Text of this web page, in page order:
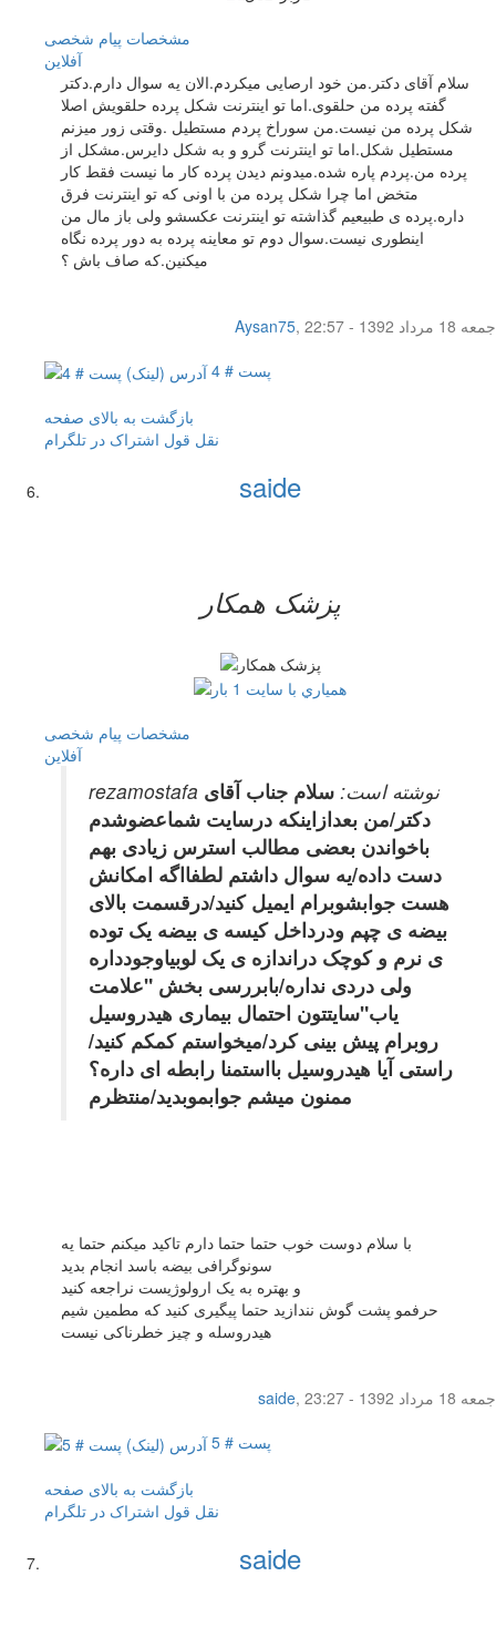
مشخصات پیام شخصی
آفلاين
سلام آقای دکتر.من خود ارصایی میکردم.الان یه سوال دارم.دکتر
گفته پرده من حلقوی.اما تو اینترنت شکل پرده حلقویش اصلا
شکل پرده من نیست.من سوراخ پردم مستطیل .وقتی زور میزنم
مستطیل شکل.اما تو اینترنت گرو و به شکل دایرس.مشکل از
پرده من.پردم پاره شده.میدونم دیدن پرده کار ما نیست فقط کار
متخض اما چرا شکل پرده من با اونی که تو اینترنت فرق
داره.پرده ی طبیعیم گذاشته تو اینترنت عکسشو ولی باز مال من
اینطوری نیست.سوال دوم تو معاینه پرده به دور پرده نگاه
میکنین.که صاف باش ؟
Aysan75,
جمعه 18 مرداد 1392 - 22:57
پست # 4
بازگشت به بالای صفحه
نقل قول اشتراک در تلگرام
saide
پزشک همکار
مشخصات پیام شخصی
آفلاين
rezamostafa نوشته است: سلام جناب آقای
دکتر/من بعدازاینکه درسایت شماعضوشدم
باخواندن بعضی مطالب استرس زیادی بهم
دست داده/یه سوال داشتم لطفااگه امکانش
هست جوابشوبرام ایمیل کنید/درقسمت بالای
بیضه ی چپم ودرداخل کیسه ی بیضه یک توده
ی نرم و کوچک دراندازه ی یک لوبیاوجودداره
ولی دردی نداره/بابررسی بخش "علامت
یاب"سایتتون احتمال بیماری هیدروسیل
روبرام پیش بینی کرد/میخواستم کمکم کنید/
راستی آیا هیدروسیل بااستمنا رابطه ای داره؟
ممنون میشم جوابموبدید/منتظرم
با سلام دوست خوب حتما حتما دارم تاکید میکنم حتما یه
سونوگرافی بیضه باسد انجام بدید
و بهتره به یک ارولوژیست نراجعه کنید
حرفمو پشت گوش نندازید حتما پیگیری کنید که مطمین شیم
هیدروسله و چیز خطرناکی نیست
saide,
جمعه 18 مرداد 1392 - 23:27
پست # 5
بازگشت به بالای صفحه
نقل قول اشتراک در تلگرام
saide